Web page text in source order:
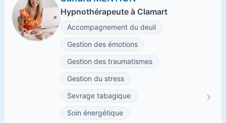
Hypnothérapeute à Clamart
Accompagnement du deuil
Gestion des émotions
Gestion des traumatismes
Gestion du stress
Sevrage tabagique
Soin énergétique